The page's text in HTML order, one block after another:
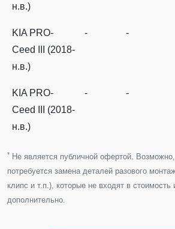
н.в.)
KIA PRO-
Ceed III (2018-
н.в.)
- -
KIA PRO-
Ceed III (2018-
н.в.)
- -
* Не является публичной офертой.
потребуется замена деталей разового
клипс и т.п.), которые не входят в стоимость
дополнительно.